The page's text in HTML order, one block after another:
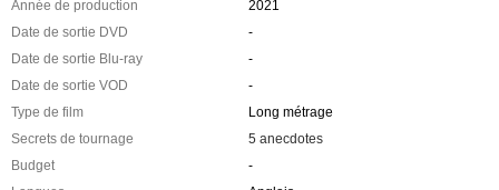
Année de production
2021
Date de sortie DVD
-
Date de sortie Blu-ray
-
Date de sortie VOD
-
Type de film
Long métrage
Secrets de tournage
5 anecdotes
Budget
-